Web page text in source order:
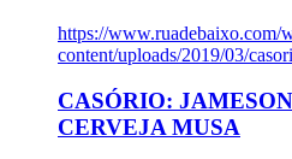
https://www.ruadebaixo.com/
content/uploads/2019/03/
CASÓRIO:
CERVEJA MUSA